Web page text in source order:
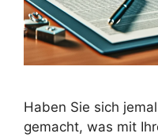
Haben Sie sich
gemacht, was mit